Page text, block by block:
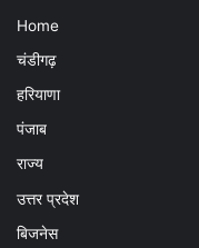
Home
चंडीगढ़
हरियाणा
पंजाब
राज्य
उत्तर प्रदेश
बिजनेस